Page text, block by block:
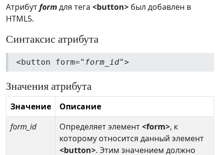
Атрибутformдля тега <button> был добавлен в
HTML5.
Синтаксис атрибута
<button form=" form_id">
Значения атрибута
Значение
Описание
form_id
Определяет элемент<form>, к
которому относится данный элемент
<button>. Этим значением должно